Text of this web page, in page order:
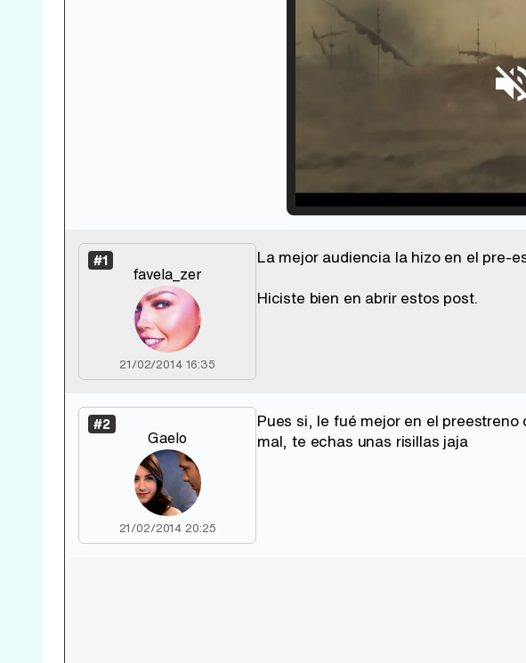
Unmute /
#1
favela_zer
21/02/2014 16:35
La mejor audiencia la hizo en el pre-
Hiciste bien en abrir estos post.
#2
Gaelo
21/02/2014 20:25
Pues si, le fué mejor en el
mal, te echas unas risillas jaja